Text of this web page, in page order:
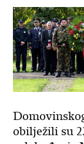
obilježili su